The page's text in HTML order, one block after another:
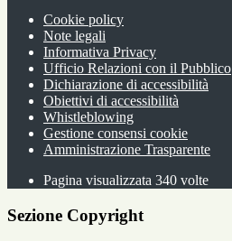
Cookie policy
Note legali
Informativa Privacy
Ufficio Relazioni con il Pubblico
Dichiarazione di accessibilità
Obiettivi di accessibilità
Whistleblowing
Gestione consensi cookie
Amministrazione Trasparente
Pagina visualizzata 340 volte
Sezione Copyright